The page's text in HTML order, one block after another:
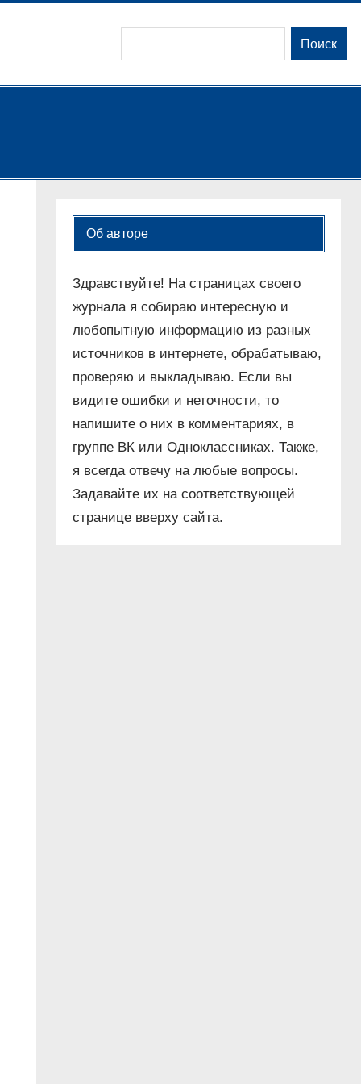
Поиск
Об авторе
Здравствуйте! На страницах своего
журнала я собираю интересную и
любопытную информацию из разных
источников в интернете, обрабатываю,
проверяю и выкладываю. Если вы
видите ошибки и неточности, то
напишите о них в комментариях, в
группе ВК или Одноклассниках. Также,
я всегда отвечу на любые вопросы.
Задавайте их на соответствующей
странице вверху сайта.